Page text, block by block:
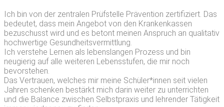
Ich bin von der zentralen Prüfstelle Prävention zertifiziert. Das
bedeutet, dass mein Angebot von den Krankenkassen
bezuschusst wird und es betont meinen Anspruch an qualitativ
hochwertige Gesundheitsvermittlung.
Ich verstehe Lernen als lebenslangen Prozess und bin
neugierig auf alle weiteren Lebensstufen, die mir noch
bevorstehen.
Das Vertrauen, welches mir meine Schüler*innen seit vielen
Jahren schenken bestärkt mich darin weiter zu unterrichten
und die Balance zwischen Selbstpraxis und lehrender Tätigkeit